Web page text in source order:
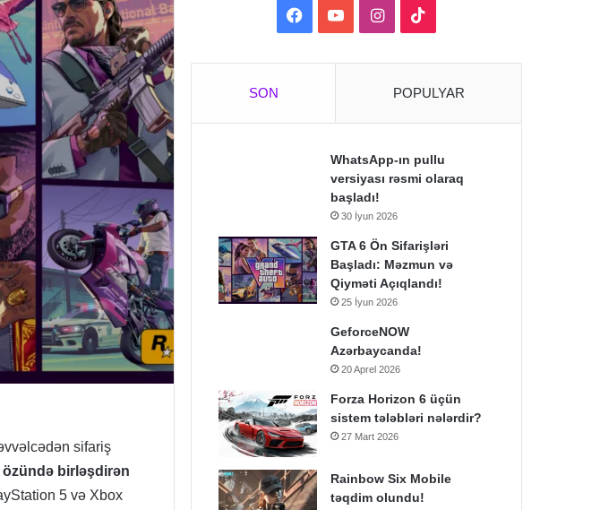
sifariş
özündə birləşdirən
5 və Xbox
Facebook
YouTubeInstagram
SON POPULYAR
WhatsApp-ın pullu
versiyası rəsmi olaraq
başladı!
30 İyun 2026
GTA 6 Ön Sifarişləri
Başladı: Məzmun və
Qiyməti Açıqlandı!
25 İyun 2026
GeforceNOW
Azərbaycanda!
20 Aprel 2026
Forza Horizon 6 üçün
sistem tələbləri nələrdir?
27 Mart 2026
Rainbow Six Mobile
təqdim olundu!